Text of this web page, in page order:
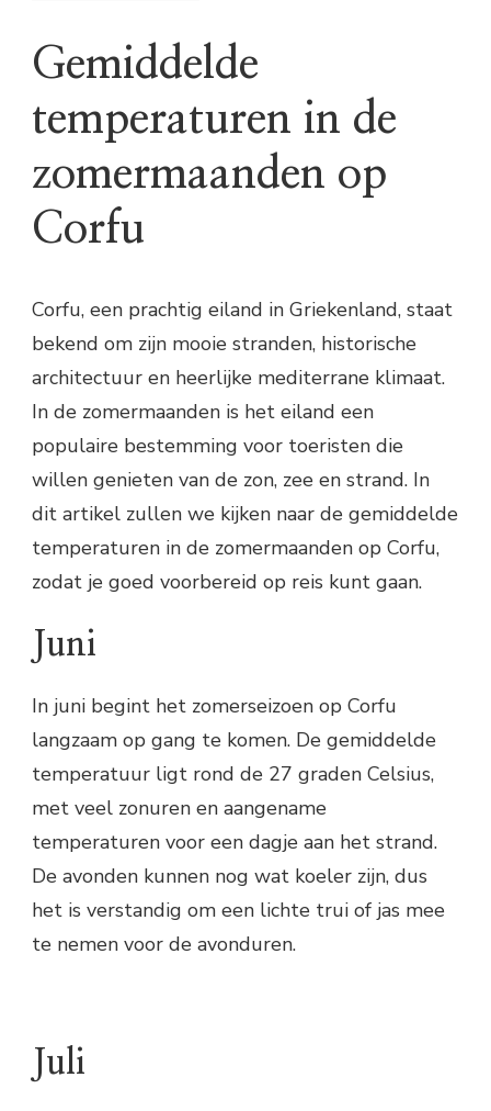
Gemiddelde
temperaturen in de
zomermaanden op
Corfu
Corfu, een prachtig eiland in Griekenland, staat
bekend om zijn mooie stranden, historische
architectuur en heerlijke mediterrane klimaat.
In de zomermaanden is het eiland een
populaire bestemming voor toeristen die
willen genieten van de zon, zee en strand. In
dit artikel zullen we kijken naar de gemiddelde
temperaturen in de zomermaanden op Corfu,
zodat je goed voorbereid op reis kunt gaan.
Juni
In juni begint het zomerseizoen op Corfu
langzaam op gang te komen. De gemiddelde
temperatuur ligt rond de 27 graden Celsius,
met veel zonuren en aangename
temperaturen voor een dagje aan het strand.
De avonden kunnen nog wat koeler zijn, dus
het is verstandig om een lichte trui of jas mee
te nemen voor de avonduren.
Juli